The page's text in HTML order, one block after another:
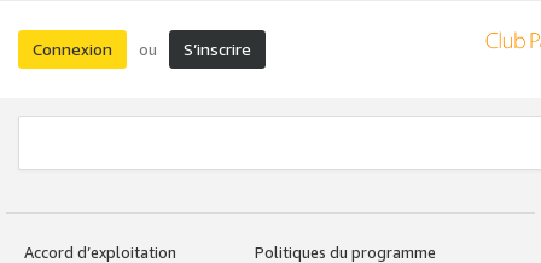
Connexion ou S’inscrire
Accord d’exploitation
Politiques du programme